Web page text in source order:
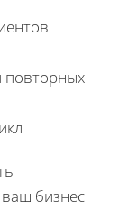
повторных
бизнес